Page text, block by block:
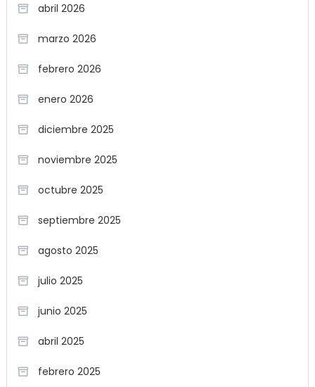
abril 2026
marzo 2026
febrero 2026
enero 2026
diciembre 2025
noviembre 2025
octubre 2025
septiembre 2025
agosto 2025
julio 2025
junio 2025
abril 2025
febrero 2025